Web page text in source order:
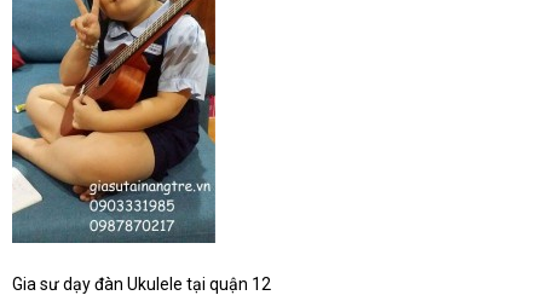
Gia sư dạy đàn Ukulele tại quận 12